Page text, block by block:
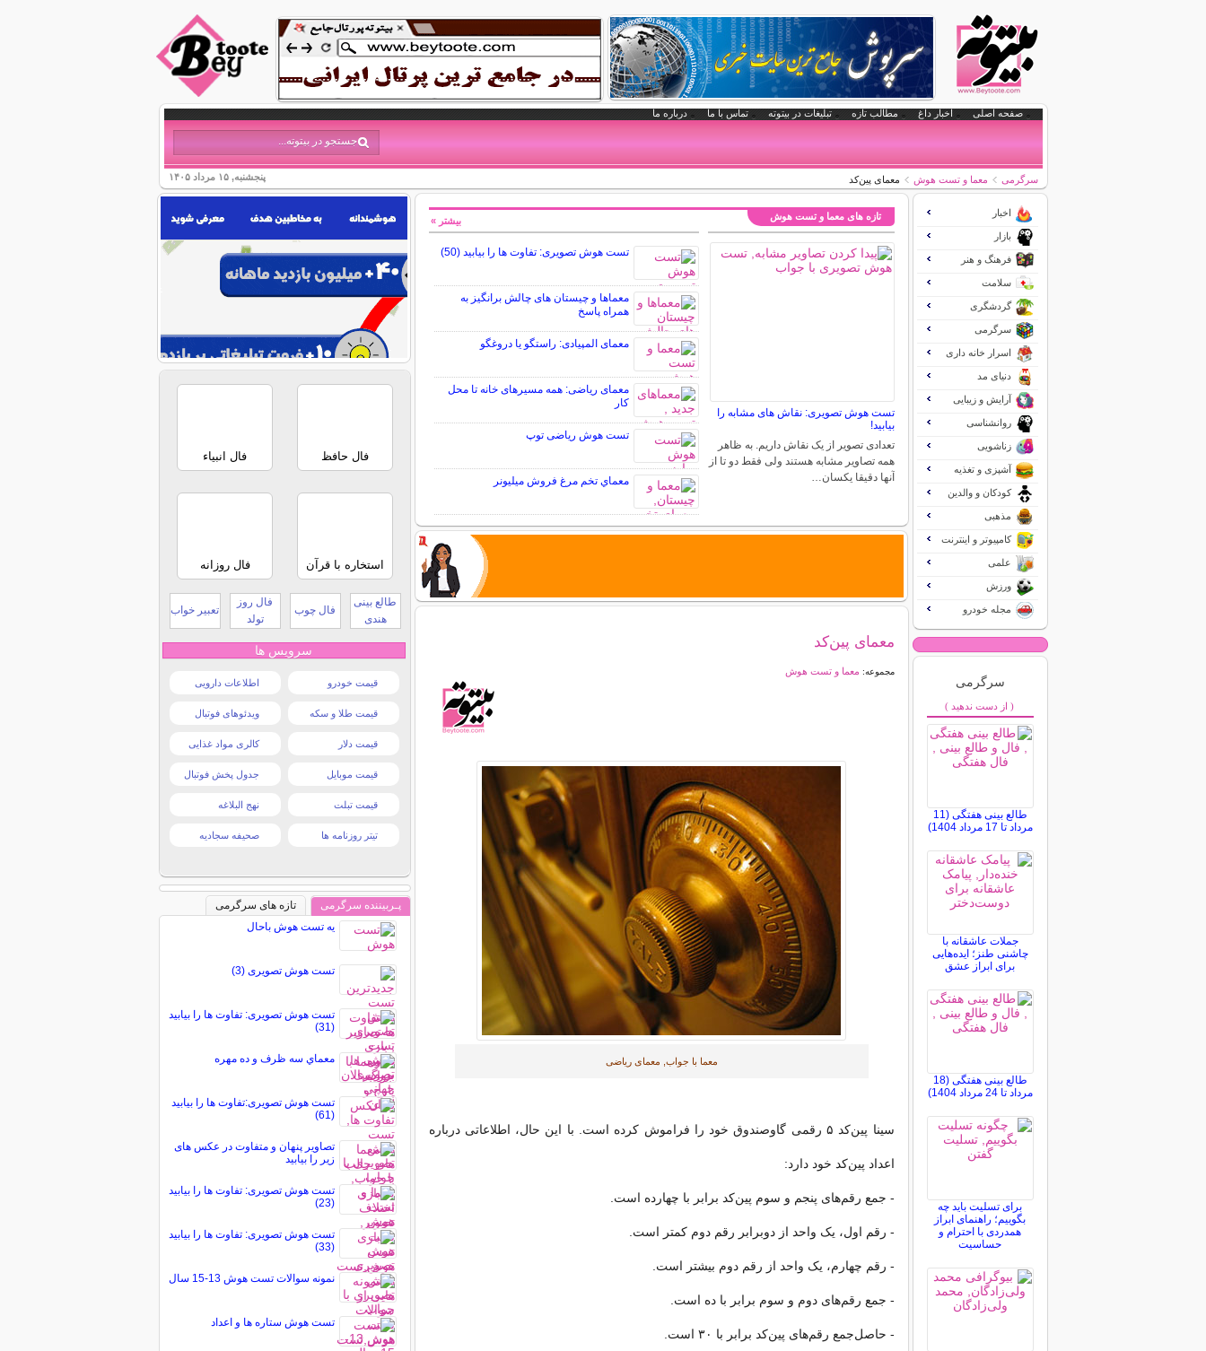
صفحه اصلی اخبار داغ مطالب تازه تبلیغات در بیتوته تماس با ما درباره ما
پنجشنبه, ۱۵ مرداد ۱۴۰۵ سرگرمی معما و تست هوش معمای پین‌کد
تازه های معما و تست هوش
تست هوش تصویری: نقاش های مشابه را
بیابید!
تعدادی تصویر از یک نقاش داریم. به ظاهر
همه تصاویر مشابه هستند ولی فقط دو تا از
آنها دقیقا یکسان…
تست هوش تصویری: تفاوت ها را بیابید (50)
معماها و چیستان های چالش برانگیز به
همراه پاسخ
معمای المپیادی: راستگو یا دروغگو
معمای ریاضی: همه مسیرهای خانه تا محل
کار
تست هوش ریاضی توپ
معماي تخم مرغ فروش ميليونر
بیشتر »
معمای پین‌کد
مجموعه: معما و تست هوش
معما با جواب, معمای ریاضی
سینا پین‌کد ۵ رقمی گاوصندوق خود را فراموش کرده است. با این حال، اطلاعاتی درباره
اعداد پین‌کد خود دارد:
- جمع رقم‌های پنجم و سوم پین‌کد برابر با چهارده است.
- رقم اول، یک واحد از دوبرابر رقم‌ دوم کمتر است.
- رقم چهارم، یک واحد از رقم دوم بیشتر است.
- جمع رقم‌های دوم و سوم برابر با ده است.
- حاصل‌جمع رقم‌های پین‌کد برابر با ۳۰ است.
اخبار
بازار
فرهنگ و هنر
سلامت
گردشگری
سرگرمی
اسرار خانه داری
دنیای مد
آرایش و زیبایی
روانشناسی
زناشویی
آشپزی و تغذیه
کودکان و والدین
مذهبی
کامپیوتر و اینترنت
علمی
ورزش
مجله خودرو
سرگرمی
( از دست ندهید )
طالع بینی هفتگی (11
مرداد تا 17 مرداد 1404)
جملات عاشقانه با
چاشنی طنز؛ ایده‌هایی
برای ابراز عشق
طالع بینی هفتگی (18
مرداد تا 24 مرداد 1404)
برای تسلیت باید چه
بگوییم؛ راهنمای ابراز
همدردی با احترام و
حساسیت
فال حافظ فال انبیاء
استخاره با قرآن فال روزانه
طالع بینی
هندی
فال چوب
فال روز
تولد
تعبیر خواب
سرویس ها
قیمت خودرو اطلاعات دارویی
قیمت طلا و سکه ویدئوهای فوتبال
قیمت دلار کالری مواد غذایی
قیمت موبایل جدول پخش فوتبال
قیمت تبلت نهج البلاغه
تیتر روزنامه ها صحیفه سجادیه
پـربیننده سرگرمی
تازه های سرگرمی
یه تست هوش باحال
تست هوش تصویری (3)
تست هوش تصویری: تفاوت ها را بیابید
(31)
معماي سه ظرف و ده مهره
تست هوش تصویری:تفاوت ها را بیابید
(61)
تصاویر پنهان و متفاوت در عکس های
زیر را بیابید
تست هوش تصویری: تفاوت ها را بیابید
(23)
تست هوش تصویری: تفاوت ها را بیابید
(33)
نمونه سوالات تست هوش 13-15 سال
تست هوش ستاره ها و اعداد